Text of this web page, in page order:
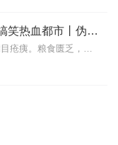
第九特区丨头陀渊演播丨搞笑热血都市丨伪戒丨VIP免费多人有声剧
【内容简介】灾变过后，大地满目疮痍。粮食匮乏，资源紧俏，局势混乱……一位从待规划区杀出来的青年，背对着漫天黄沙，孤身来到九区谋生，却不曾想偶然结识三五好友，一念...